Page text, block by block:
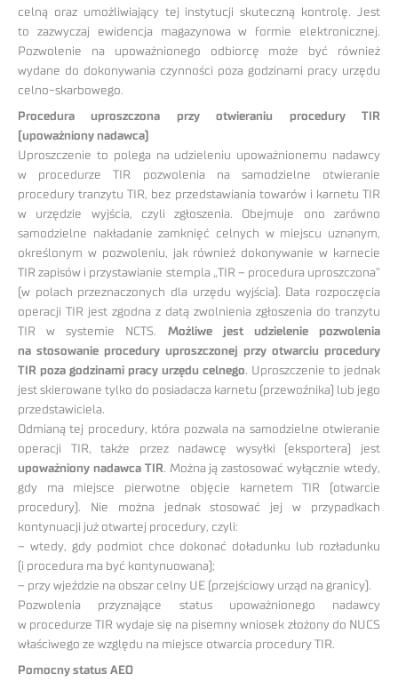
celną oraz umożliwiający tej instytucji skuteczną kontrolę. Jest
to zazwyczaj ewidencja magazynowa w formie elektronicznej.
Pozwolenie na upoważnionego odbiorcę może być również
wydane do dokonywania czynności poza godzinami pracy urzędu
celno-skarbowego.
Procedura uproszczona przy otwieraniu procedury TIR
(upoważniony nadawca)
Uproszczenie to polega na udzieleniu upoważnionemu nadawcy
w procedurze TIR pozwolenia na samodzielne otwieranie
procedury tranzytu TIR, bez przedstawiania towarów i karnetu TIR
w urzędzie wyjścia, czyli zgłoszenia. Obejmuje ono zarówno
samodzielne nakładanie zamknięć celnych w miejscu uznanym,
określonym w pozwoleniu, jak również dokonywanie w karnecie
TIR zapisów i przystawianie stempla „TIR – procedura uproszczona”
(w polach przeznaczonych dla urzędu wyjścia). Data rozpoczęcia
operacji TIR jest zgodna z datą zwolnienia zgłoszenia do tranzytu
TIR w systemie NCTS. Możliwe jest udzielenie pozwolenia
na stosowanie procedury uproszczonej przy otwarciu procedury
TIR poza godzinami pracy urzędu celnego. Uproszczenie to jednak
jest skierowane tylko do posiadacza karnetu (przewoźnika) lub jego
przedstawiciela.
Odmianą tej procedury, która pozwala na samodzielne otwieranie
operacji TIR, także przez nadawcę wysyłki (eksportera) jest
upoważniony nadawca TIR. Można ją zastosować wyłącznie wtedy,
gdy ma miejsce pierwotne objęcie karnetem TIR (otwarcie
procedury). Nie można jednak stosować jej w przypadkach
kontynuacji już otwartej procedury, czyli:
– wtedy, gdy podmiot chce dokonać doładunku lub rozładunku
(i procedura ma być kontynuowana);
– przy wjeździe na obszar celny UE (przejściowy urząd na granicy).
Pozwolenia przyznające status upoważnionego nadawcy
w procedurze TIR wydaje się na pisemny wniosek złożony do NUCS
właściwego ze względu na miejsce otwarcia procedury TIR.
Pomocny status AEO